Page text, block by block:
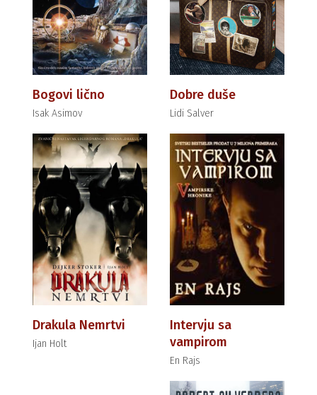
Bogovi lično
Isak Asimov
Dobre duše
Lidi Salver
Drakula Nemrtvi
Ijan Holt
Intervju sa
vampirom
En Rajs